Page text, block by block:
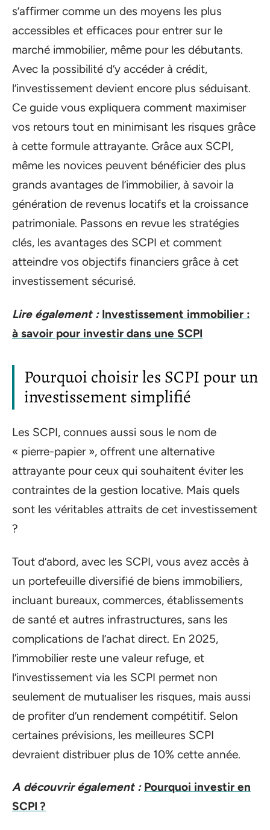
s’affirmer comme un des moyens les plus
accessibles et efficaces pour entrer sur le
marché immobilier, même pour les débutants.
Avec la possibilité d’y accéder à crédit,
l’investissement devient encore plus séduisant.
Ce guide vous expliquera comment maximiser
vos retours tout en minimisant les risques grâce
à cette formule attrayante. Grâce aux SCPI,
même les novices peuvent bénéficier des plus
grands avantages de l’immobilier, à savoir la
génération de revenus locatifs et la croissance
patrimoniale. Passons en revue les stratégies
clés, les avantages des SCPI et comment
atteindre vos objectifs financiers grâce à cet
investissement sécurisé.
Lire également : Investissement immobilier :
à savoir pour investir dans une SCPI
Pourquoi choisir les SCPI pour un
investissement simplifié
Les SCPI, connues aussi sous le nom de
« pierre-papier », offrent une alternative
attrayante pour ceux qui souhaitent éviter les
contraintes de la gestion locative. Mais quels
sont les véritables attraits de cet investissement
?
Tout d’abord, avec les SCPI, vous avez accès à
un portefeuille diversifié de biens immobiliers,
incluant bureaux, commerces, établissements
de santé et autres infrastructures, sans les
complications de l’achat direct. En 2025,
l’immobilier reste une valeur refuge, et
l’investissement via les SCPI permet non
seulement de mutualiser les risques, mais aussi
de profiter d’un rendement compétitif. Selon
certaines prévisions, les meilleures SCPI
devraient distribuer plus de 10% cette année.
A découvrir également : Pourquoi investir en
SCPI ?